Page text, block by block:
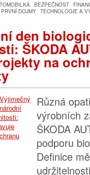
BEZPEČNOST
PRVNÍ DOJMY TECHNOLOGIE A
den
ŠKODA
na
Různá
výrobních
ŠKODA
podporu
Definice